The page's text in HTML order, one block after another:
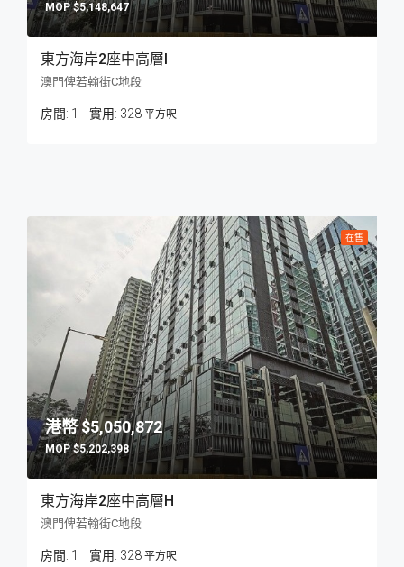
$5,148,647
東方海岸2座中高層I
澳門俾若翰街C地段
房間: 1 328 平方呎
在售
$5,050,872
$5,202,398
東方海岸2座中高層H
澳門俾若翰街C地段
房間: 1 328 平方呎